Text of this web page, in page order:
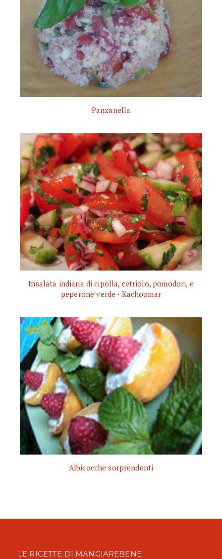
Panzanella
Insalata indiana di cipolla, cetriolo, pomodori, e
peperone verde - Kachoomar
Albicocche sorprendenti
LE RICETTE DI MANGIAREBENE